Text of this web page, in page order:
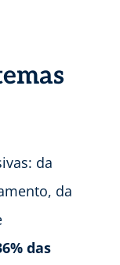
da
da
das